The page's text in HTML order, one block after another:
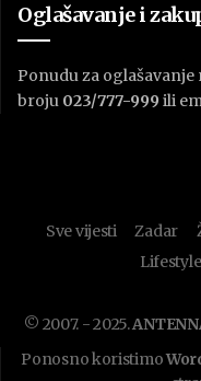
Oglašavanje i
Ponudu za
broju 023/777-999 ili
Sve vijesti Zadar
Lifestyle
© 2007. - 2025.
Ponosno koristimo